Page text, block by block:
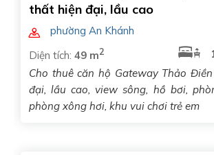
thất hiện đại, lầu cao
phường An Khánh
Diện tích: 49 m2
Cho thuê căn hộ Gateway Thảo
đại, lầu cao, view sông, hồ bơi,
phòng xông hơi, khu vui chơi trẻ em